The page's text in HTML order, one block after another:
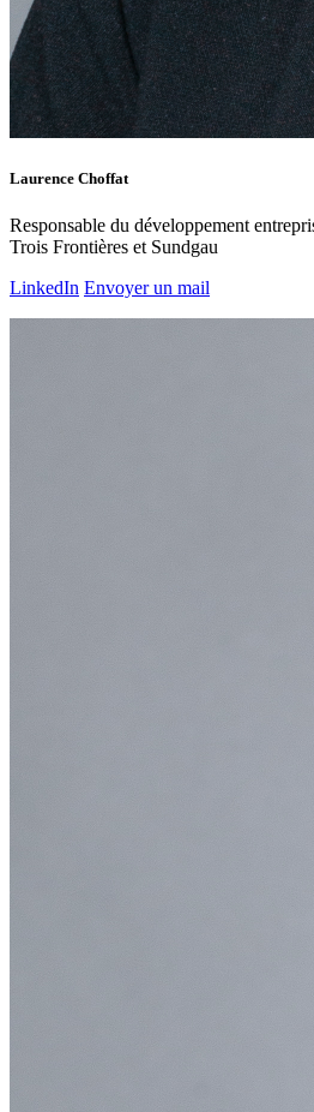
Laurence Choffat
Responsable du développement
Trois Frontières et Sundgau
LinkedIn Envoyer un mail